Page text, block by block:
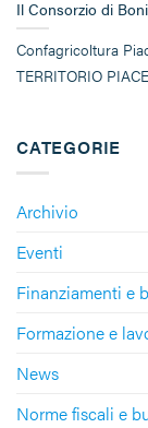
CATEGORIE
Archivio
Eventi
Finanziamenti e
Formazione e
News
Norme fiscali e
Il Consorzio di
Confagricoltura
TERRITORIO